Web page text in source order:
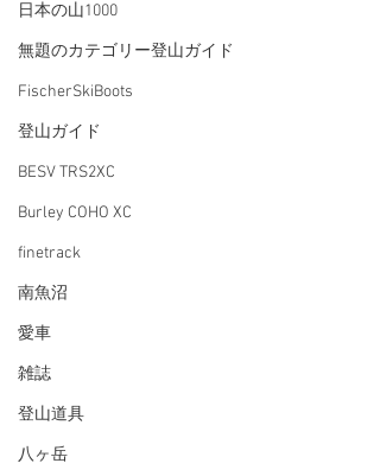
日本の山1000
無題のカテゴリー登山ガイド
FischerSkiBoots
登山ガイド
BESV TRS2XC
Burley COHO XC
finetrack
南魚沼
愛車
雑誌
登山道具
八ヶ岳